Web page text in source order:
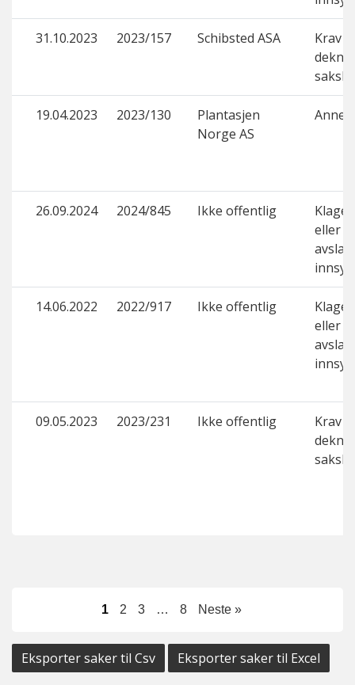
31.10.2023 2023/157 Schibsted ASA
Krav
19.04.2023 2023/130
Plantasjen
Norge AS
Annet
26.09.2024 2024/845 Ikke offentlig
Klage
eller
innsyn
14.06.2022 2022/917 Ikke offentlig
Klage
eller
innsyn
09.05.2023 2023/231 Ikke offentlig
Krav
1 2 3 … 8 Neste »
Eksporter saker til Csv Eksporter saker til Excel